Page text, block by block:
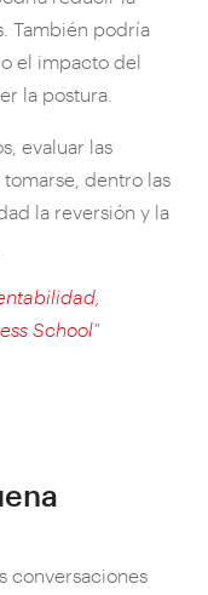
También podría
el impacto del
la postura.
evaluar las
dentro las
la reversión y la
School"
conversaciones